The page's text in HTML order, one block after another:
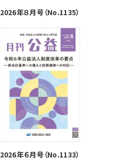
2026年８月号（No.1135）
2026年６月号（No.1133）